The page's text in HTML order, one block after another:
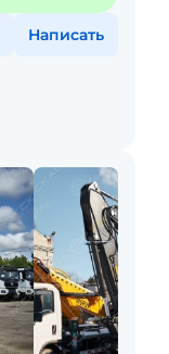
Написать